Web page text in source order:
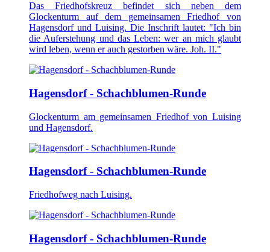
Das Friedhofskreuz befindet sich neben dem
Glockenturm auf dem gemeinsamen Friedhof von
Hagensdorf und Luising. Die Inschrift lautet: "Ich bin
die Auferstehung und das Leben: wer an mich glaubt
wird leben, wenn er auch gestorben wäre. Joh. II."
Hagensdorf - Schachblumen-Runde
Glockenturm am gemeinsamen Friedhof von Luising
und Hagensdorf.
Hagensdorf - Schachblumen-Runde
Friedhofweg nach Luising.
Hagensdorf - Schachblumen-Runde